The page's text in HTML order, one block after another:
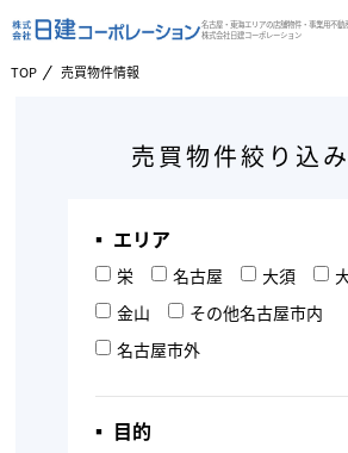
名古屋・東海エリアの店舗物件・事業用不動
株式会社日建コーポレーション
TOP 売買物件情報
売買物件絞り込
▪︎ エリア
栄 名古屋 大須
金山
その他名古屋市内
名古屋市外
▪︎ 目的